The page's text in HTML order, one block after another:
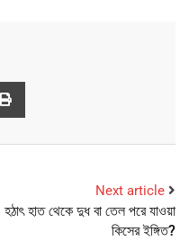
Next article
হঠাৎ হাত থেকে দুধ বা তেল পরে যাওয়া
কিসের ইঙ্গিত?